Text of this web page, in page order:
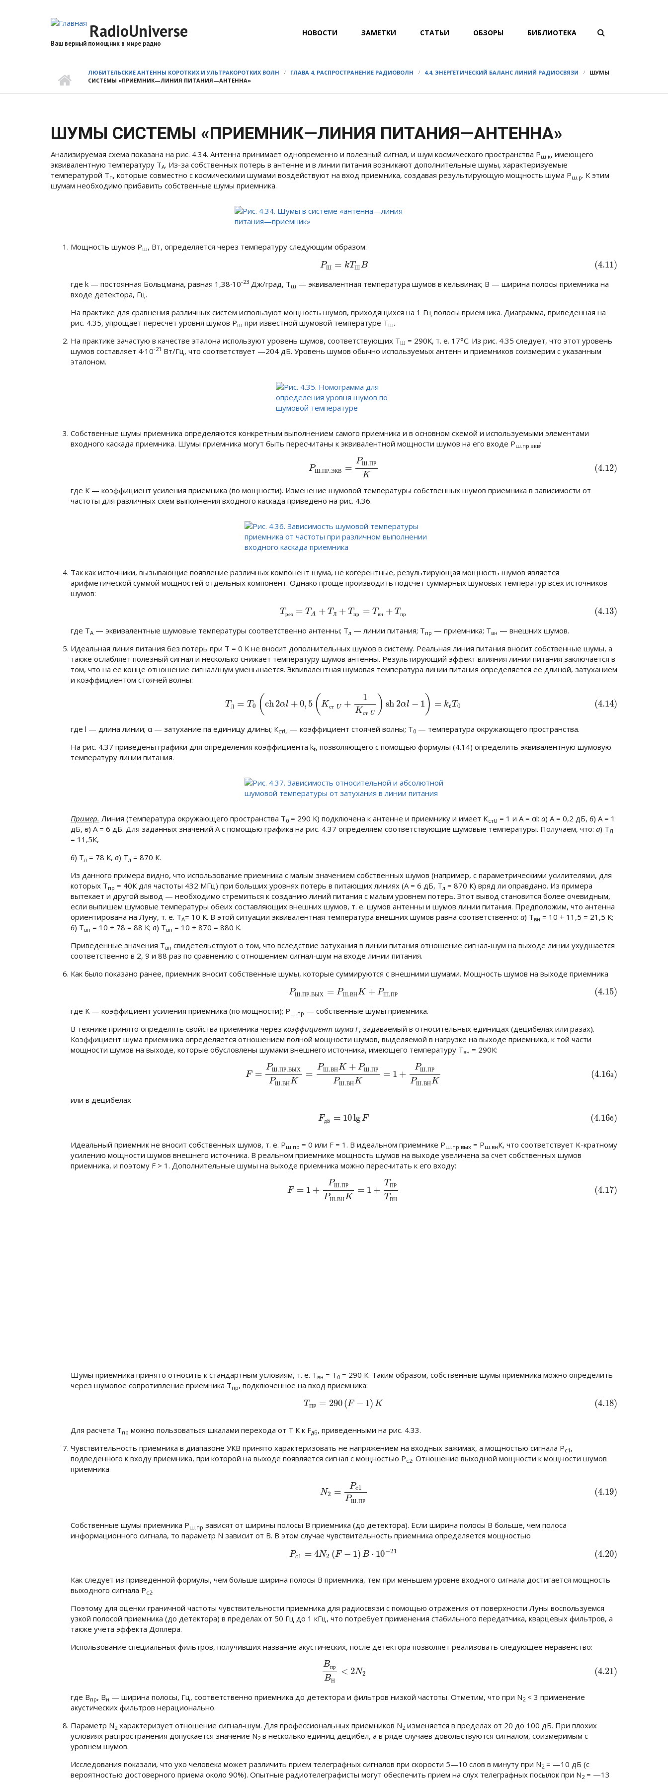
RadioUniverse
Ваш верный помощник в мире радио
ФОРМА
Поиск
НОВОСТИ ЗАМЕТКИ СТАТЬИ ОБЗОРЫ БИБЛИОТЕКА
ЛЮБИТЕЛЬСКИЕ АНТЕННЫ КОРОТКИХ И УЛЬТРАКОРОТКИХ ВОЛН ГЛАВА 4. РАСПРОСТРАНЕНИЕ РАДИОВОЛН 4.4. ЭНЕРГЕТИЧЕСКИЙ БАЛАНС ЛИНИЙ РАДИОСВЯЗИ
ШУМЫ
СИСТЕМЫ «ПРИЕМНИК—ЛИНИЯ ПИТАНИЯ—АНТЕННА»
ШУМЫ СИСТЕМЫ «ПРИЕМНИК—ЛИНИЯ ПИТАНИЯ—АНТЕННА»
Анализируемая схема показана на рис. 4.34. Антенна принимает одновременно и полезный сигнал, и шум космического пространства Рш.к, имеющего
эквивалентную температуру ТA. Из-за собственных потерь в антенне и в линии питания возникают дополнительные шумы, характеризуемые
температурой Тп, которые совместно с космическими шумами воздействуют на вход приемника, создавая результирующую мощность шума Рш.р. К этим
шумам необходимо прибавить собственные шумы приемника.
Мощность шумов Рш, Вт, определяется через температуру следующим образом:
PШ = kTШB (4.11)
(4.11) PШ=kTШ
где k — постоянная Больцмана, равная 1,38∙10-23 Дж/град, Тш — эквивалентная температура шумов в кельвинах; В — ширина полосы приемника на
входе детектора, Гц.
На практике для сравнения различных систем используют мощность шумов, приходящихся на 1 Гц полосы приемника. Диаграмма, приведенная на
рис. 4.35, упрощает пересчет уровня шумов Рш при известной шумовой температуре Тш.
На практике зачастую в качестве эталона используют уровень шумов, соответствующих TШ = 290К, т. е. 17°С. Из рис. 4.35 следует, что этот уровень
шумов составляет 4∙10-21 Вт/Гц, что соответствует —204 дБ. Уровень шумов обычно используемых антенн и приемников соизмерим с указанным
эталоном.
Собственные шумы приемника определяются конкретным выполнением самого приемника и в основном схемой и используемыми элементами
входного каскада приемника. Шумы приемника могут быть пересчитаны к эквивалентной мощности шумов на его входе Рш.пр.экв:
PШ.ПР.ЭКВ =
PШ.ПР
K
(4.12)
(4.12) В=PШ.
где К— коэффициент усиления приемника (по мощности). Изменение шумовой температуры собственных шумов приемника в зависимости от
частоты для различных схем выполнения входного каскада приведено на рис. 4.36.
Так как источники, вызывающие появление различных компонент шума, не когерентные, результирующая мощность шумов является
арифметической суммой мощностей отдельных компонент. Однако проще производить подсчет суммарных шумовых температур всех источников
шумов:
T рез = TA + T Л + Tпр = T вн + Tпр (4.13)
(4.13) Tре з= TA+TЛ+T пр=Tвн +Tпр
где ТA — эквивалентные шумовые температуры соответственно антенны; Тл — линии питания; Tпр — приемника; Tвн — внешних шумов.
Идеальная линия питания без потерь при T = 0 Кне вносит дополнительных шумов в систему. Реальная линия питания вносит собственные шумы, а
также ослабляет полезный сигнал и несколько снижает температуру шумов антенны. Результирующий эффект влияния линии питания заключается в
том, что на ее конце отношение сигнал/шум уменьшается. Эквивалентная шумовая температура линии питания определяется ее длиной, затуханием
и коэффициентом стоячей волны:
TЛ = T0 ( ch 2αl +0, 5 (Kст U +
1
Kст U ) sh 2αl − 1 ) = ktT0 (4.14)
(4.14) TЛ = (c 2 αl+0, K U) h α 1 t T0
где l — длина линии; α— затухание па единицу длины; КстU — коэффициент стоячей волны; Т0 — температура окружающего пространства.
На рис. 4.37 приведены графики для определения коэффициента kt, позволяющего с помощью формулы (4.14) определить эквивалентную шумовую
температуру линии питания.
Пример. Линия (температура окружающего пространства T0 = 290 К) подключена к антенне и приемнику и имеет KстU = 1 и A = αl: а) A = 0,2 дБ, б) A = 1
дБ, в) A = 6 дБ. Для заданных значений Aс помощью графика на рис. 4.37 определяем соответствующие шумовые температуры. Получаем, что: а) TЛ
= 11,5К,
б) Tл = 78 К, в) Tл = 870 К.
Из данного примера видно, что использование приемника с малым значением собственных шумов (например, с параметрическими усилителями, для
которых Tпр = 40Кдля частоты 432 МГц) при больших уровнях потерь в питающих линиях (А = 6 дБ, Тл = 870 К) вряд ли оправдано. Из примера
вытекает и другой вывод — необходимо стремиться к созданию линий питания с малым уровнем потерь. Этот вывод становится более очевидным,
если выпишем шумовые температуры обеих составляющих внешних шумов, т. е. шумов антенны и шумов линии питания. Предположим, что антенна
ориентирована на Луну, т. е. ТА= 10 К. В этой ситуации эквивалентная температура внешних шумов равна соответственно: а) Tвн = 10 + 11,5 = 21,5 К;
б) Твн = 10 + 78 = 88 К; в) Tвн = 10 + 870 = 880 К.
Приведенные значения Твн свидетельствуют о том, что вследствие затухания в линии питания отношение сигнал-шум на выходе линии ухудшается
соответственно в 2, 9 и 88 раз по сравнению с отношением сигнал-шум на входе линии питания.
Как было показано ранее, приемник вносит собственные шумы, которые суммируются с внешними шумами. Мощность шумов на выходе приемника
PШ.ПР.ВЫХ = PШ.ВНK + PШ.ПР (4.15)
(4.15)PШ.ПР ВЫХ=PШ.В НK+PШ.П
где К— коэффициент усиления приемника (по мощности); Рш.пр — собственные шумы приемника.
В технике принято определять свойства приемника через коэффициент шума F, задаваемый в относительных единицах (децибелах или разах).
Коэффициент шума приемника определяется отношением полной мощности шумов, выделяемой в нагрузке на выходе приемника, к той части
мощности шумов на выходе, которые обусловлены шумами внешнего источника, имеющего температуру Tвн = 290К:
F =
PШ.ПР.ВЫХ
PШ.ВНK
=
PШ.ВНK + PШ.ПР
PШ.ВНK
= 1 +
PШ.ПР
PШ.ВНK
(4.16а)
Ш .ВЫХPШ.В =PШ.ВНK +PШ.ПР =1+PШ
или в децибелах
FдБ = 10lgF (4.16б)
(4.16б)F дБ=10lg
Идеальный приемник не вносит собственных шумов, т. е. Pш.пр = 0 или F = 1 . В идеальном приемнике Рш.пр.вых = Pш.внК, что соответствует K-кратному
усилению мощности шумов внешнего источника. В реальном приемнике мощность шумов на выходе увеличена за счет собственных шумов
приемника, и поэтому F > 1 . Дополнительные шумы на выходе приемника можно пересчитать к его входу:
F = 1 +
PШ.ПР
PШ.ВНK
= 1 +
TПР
T ВН
(4.17)
(4.17) ПРPШ TПР
Шумы приемника принято относить к стандартным условиям, т. е. Tвн = T0 = 290 К. Таким образом, собственные шумы приемника можно определить
через шумовое сопротивление приемника Тпр, подключенное на вход приемника:
T ПР = 290 (F − 1) K (4.18)
(4.18)TПР=290(F −1 )K
Для расчета Tпр можно пользоваться шкалами перехода от T Кк FдБ, приведенными на рис. 4.33.
Чувствительность приемника в диапазоне УКВ принято характеризовать не напряжением на входных зажимах, а мощностью сигнала Рс1 ,
подведенного к входу приемника, при которой на выходе появляется сигнал с мощностью Рс2. Отношение выходной мощности к мощности шумов
приемника
N2 =
Pc1
PШ.ПР
(4.19)
(4.19)N c1PШ
Собственные шумы приемника Рш.пр зависят от ширины полосы В приемника (до детектора). Если ширина полосы В больше, чем полоса
информационного сигнала, то параметр N зависит от В. В этом случае чувствительность приемника определяется мощностью
Pc1 = 4N2 (F − 1) B ⋅ 10−21 (4.20)
(4.20) Pc1= 4N2(F −1 )B⋅ 10−21
Как следует из приведенной формулы, чем больше ширина полосы В приемника, тем при меньшем уровне входного сигнала достигается мощность
выходного сигнала Рc2.
Поэтому для оценки граничной частоты чувствительности приемника для радиосвязи с помощью отражения от поверхности Луны воспользуемся
узкой полосой приемника (до детектора) в пределах от 50 Гц до 1 кГц, что потребует применения стабильного передатчика, кварцевых фильтров, а
также учета эффекта Доплера.
Использование специальных фильтров, получивших название акустических, после детектора позволяет реализовать следующее неравенство:
Bпр
BН
< 2N2 (4.21)
(4.21)B Н<2
где Впр, Вн — ширина полосы, Гц, соответственно приемника до детектора и фильтров низкой частоты. Отметим, что при N2 < 3 применение
акустических фильтров нерационально.
Параметр N2 характеризует отношение сигнал-шум. Для профессиональных приемников N2 изменяется в пределах от 20 до 100 дБ. При плохих
условиях распространения допускается значение N2 в несколько единиц децибел, а в ряде случаев довольствуются сигналом, соизмеримым с
уровнем шумов.
Исследования показали, что ухо человека может различить прием телеграфных сигналов при скорости 5—10 слов в минуту при N2 = —10 дБ (с
вероятностью достоверного приема около 90%). Опытные радиотелеграфисты могут обеспечить прием на слух телеграфных посылок при N2 = —13